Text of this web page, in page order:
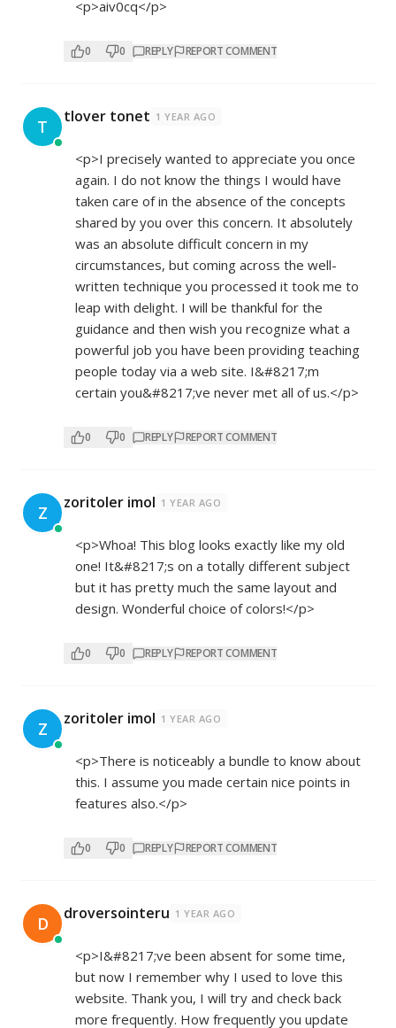
<p>aiv0cq</p>
0 0 REPLY REPORT COMMENT
T tlover tonet 1 YEAR AGO
<p>I precisely wanted to appreciate you once
again. I do not know the things I would have
taken care of in the absence of the concepts
shared by you over this concern. It absolutely
was an absolute difficult concern in my
circumstances, but coming across the well-
written technique you processed it took me to
leap with delight. I will be thankful for the
guidance and then wish you recognize what a
powerful job you have been providing teaching
people today via a web site. I&#8217;m
certain you&#8217;ve never met all of us.</p>
0 0 REPLY REPORT COMMENT
Z zoritoler imol 1 YEAR AGO
<p>Whoa! This blog looks exactly like my old
one! It&#8217;s on a totally different subject
but it has pretty much the same layout and
design. Wonderful choice of colors!</p>
0 0 REPLY REPORT COMMENT
Z zoritoler imol 1 YEAR AGO
<p>There is noticeably a bundle to know about
this. I assume you made certain nice points in
features also.</p>
0 0 REPLY REPORT COMMENT
D droversointeru 1 YEAR AGO
<p>I&#8217;ve been absent for some time,
but now I remember why I used to love this
website. Thank you, I will try and check back
more frequently. How frequently you update